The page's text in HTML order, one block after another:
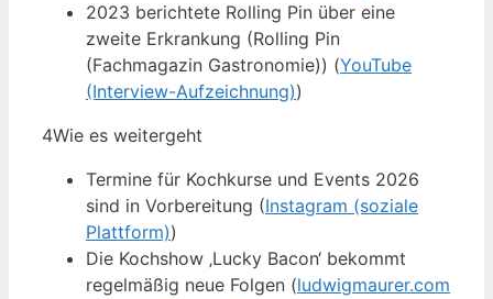
2023 berichtete Rolling Pin über eine
zweite Erkrankung (Rolling Pin
(Fachmagazin Gastronomie)) (YouTube
(Interview-Aufzeichnung))
4Wie es weitergeht
Termine für Kochkurse und Events 2026
sind in Vorbereitung (Instagram (soziale
Plattform))
Die Kochshow ‚Lucky Bacon‘ bekommt
regelmäßig neue Folgen (ludwigmaurer.com